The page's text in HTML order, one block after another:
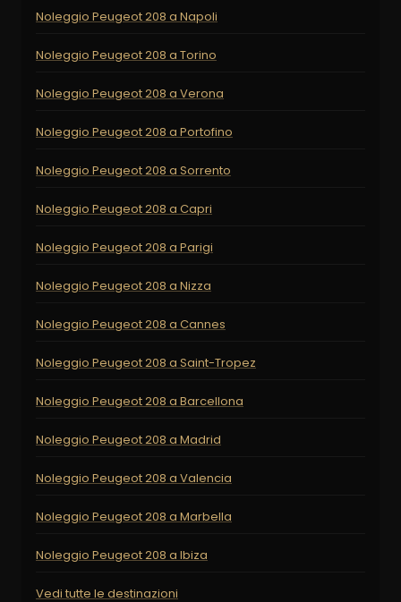
Noleggio Peugeot 208 a Napoli
Noleggio Peugeot 208 a Torino
Noleggio Peugeot 208 a Verona
Noleggio Peugeot 208 a Portofino
Noleggio Peugeot 208 a Sorrento
Noleggio Peugeot 208 a Capri
Noleggio Peugeot 208 a Parigi
Noleggio Peugeot 208 a Nizza
Noleggio Peugeot 208 a Cannes
Noleggio Peugeot 208 a Saint-Tropez
Noleggio Peugeot 208 a Barcellona
Noleggio Peugeot 208 a Madrid
Noleggio Peugeot 208 a Valencia
Noleggio Peugeot 208 a Marbella
Noleggio Peugeot 208 a Ibiza
Vedi tutte le destinazioni